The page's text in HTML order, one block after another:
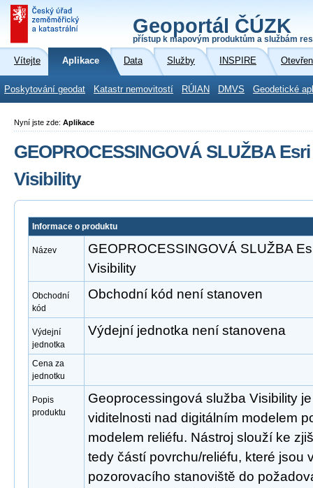
Geoportál ČÚZK
přístup k mapovým produktům a službám
Vítejte Aplikace Data Služby INSPIRE
Poskytování geodat Katastr nemovitostí RÚIAN DMVS Geodetické
Nyní jste zde: Aplikace
GEOPROCESSINGOVÁ SLUŽBA
Visibility
Informace o produktu
Název
GEOPROCESSINGOVÁ SLUŽBA
Visibility
Obchodní
kód
Obchodní kód není stanoven
Výdejní
jednotka
Výdejní jednotka není stanovena
Cena za
jednotku
Popis
produktu
Geoprocessingová služba Visibility
viditelnosti nad digitálním modelem
modelem reliéfu. Nástroj slouží ke
tedy částí povrchu/reliéfu, které jsou
pozorovacího stanoviště do